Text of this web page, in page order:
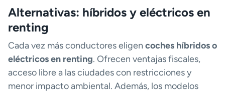
Alternativas: híbridos y eléctricos en
renting
Cada vez más conductores eligen coches híbridos o
eléctricos en renting. Ofrecen ventajas fiscales,
acceso libre a las ciudades con restricciones y
menor impacto ambiental. Además, los modelos